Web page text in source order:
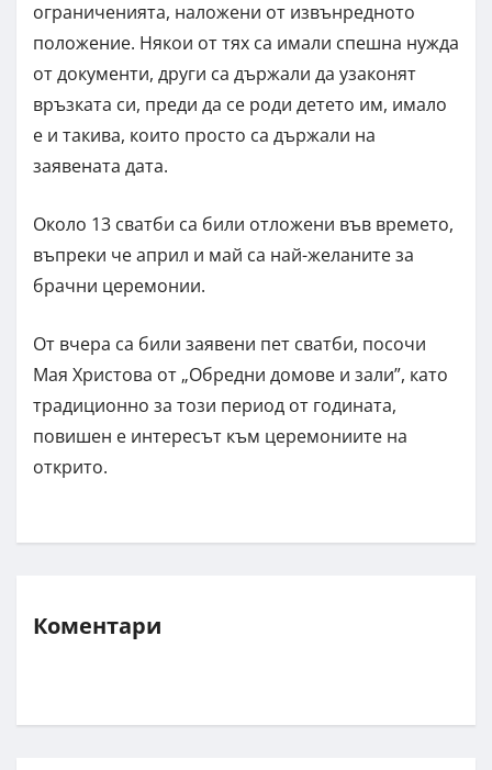
ограниченията, наложени от извънредното
положение. Някои от тях са имали спешна нужда
от документи, други са държали да узаконят
връзката си, преди да се роди детето им, имало
е и такива, които просто са държали на
заявената дата.
Около 13 сватби са били отложени във времето,
въпреки че април и май са най-желаните за
брачни церемонии.
От вчера са били заявени пет сватби, посочи
Мая Христова от „Обредни домове и зали”, като
традиционно за този период от годината,
повишен е интересът към церемониите на
открито.
Коментари